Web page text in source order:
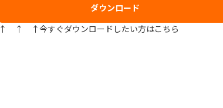
ダウンロード
↑ ↑ ↑今すぐダウンロードしたい方はこちら